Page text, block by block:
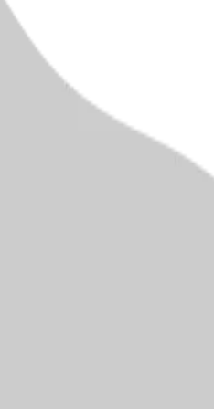
unser Pflegedienst zu einem
Spektrum an pflegerischen
tätig sind. Wir legen
sind schon seit vielen Jahren
sodass Du die